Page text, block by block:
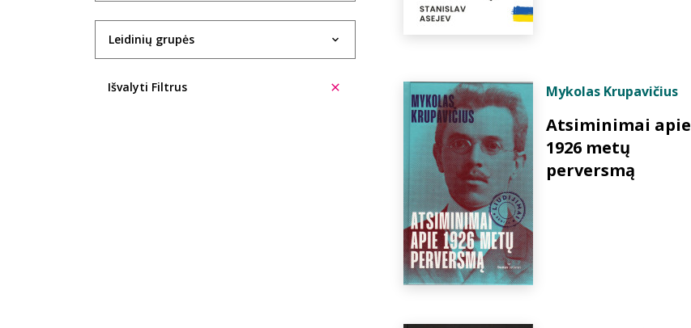
Leidinių grupės
Išvalyti Filtrus Mykolas Krupavičius
Atsiminimai apie
1926 metų
perversmą